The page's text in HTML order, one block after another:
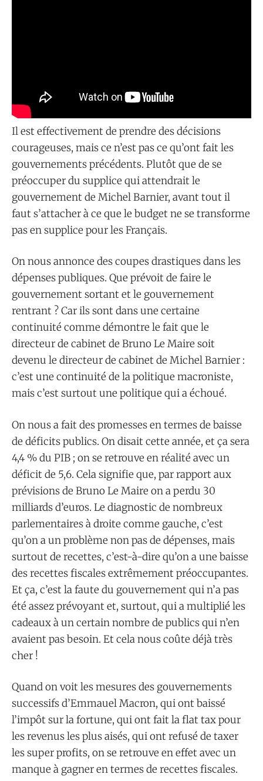
Il est effectivement de prendre des décisions
courageuses, mais ce n’est pas ce qu’ont fait les
gouvernements précédents. Plutôt que de se
préoccuper du supplice qui attendrait le
gouvernement de Michel Barnier, avant tout il
faut s’attacher à ce que le budget ne se transforme
pas en supplice pour les Français.
On nous annonce des coupes drastiques dans les
dépenses publiques. Que prévoit de faire le
gouvernement sortant et le gouvernement
rentrant ? Car ils sont dans une certaine
continuité comme démontre le fait que le
directeur de cabinet de Bruno Le Maire soit
devenu le directeur de cabinet de Michel Barnier :
c’est une continuité de la politique macroniste,
mais c’est surtout une politique qui a échoué.
On nous a fait des promesses en termes de baisse
de déficits publics. On disait cette année, et ça sera
4,4 % du PIB ; on se retrouve en réalité avec un
déficit de 5,6. Cela signifie que, par rapport aux
prévisions de Bruno Le Maire on a perdu 30
milliards d’euros. Le diagnostic de nombreux
parlementaires à droite comme gauche, c’est
qu’on a un problème non pas de dépenses, mais
surtout de recettes, c’est-à-dire qu’on a une baisse
des recettes fiscales extrêmement préoccupantes.
Et ça, c’est la faute du gouvernement qui n’a pas
été assez prévoyant et, surtout, qui a multiplié les
cadeaux à un certain nombre de publics qui n’en
avaient pas besoin. Et cela nous coûte déjà très
cher !
Quand on voit les mesures des gouvernements
successifs d’Emmauel Macron, qui ont baissé
l’impôt sur la fortune, qui ont fait la flat tax pour
les revenus les plus aisés, qui ont refusé de taxer
les super profits, on se retrouve en effet avec un
manque à gagner en termes de recettes fiscales.